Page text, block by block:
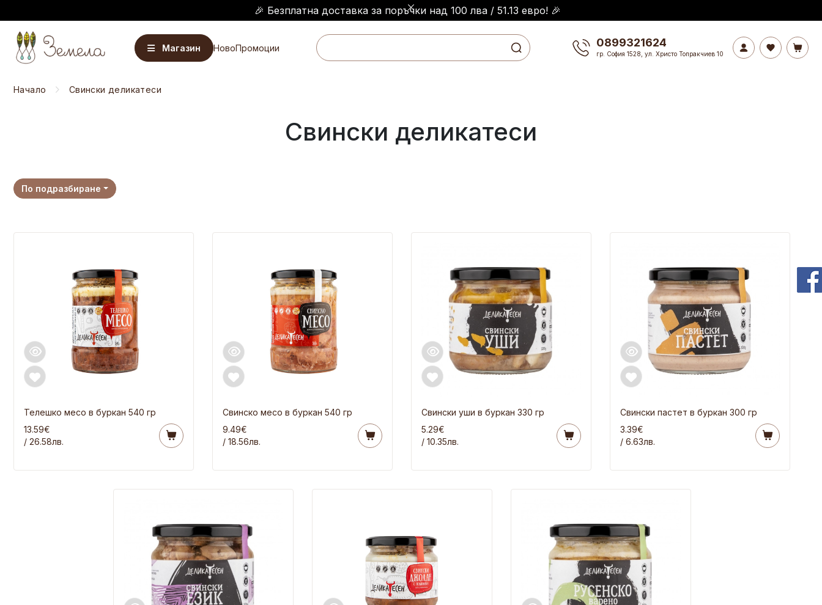
🎉 Безплатна доставка за поръчки над 100 лва / 51.13 евро! 🎉
Магазин НовоПромоции 0899321624
гр. София 1528, ул. Христо Топракчиев 10
Начало Свински деликатеси
Свински деликатеси
По подразбиране
Телешко месо в буркан 540 гр
13.59€
/ 26.58лв.
Свинско месо в буркан 540 гр
9.49€
/ 18.56лв.
Свински уши в буркан 330 гр
5.29€
/ 10.35лв.
Свински пастет в буркан 300 гр
3.39€
/ 6.63лв.